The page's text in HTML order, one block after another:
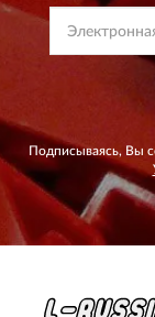
Подписываясь, Вы